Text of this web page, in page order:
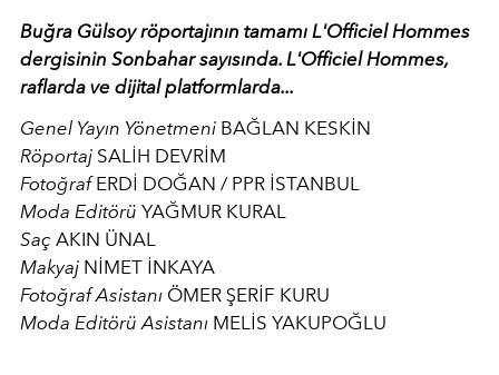
Buğra Gülsoy röportajının tamamı L'Officiel Hommes
dergisinin Sonbahar sayısında. L'Officiel Hommes,
raflarda ve dijital platformlarda...
Genel Yayın Yönetmeni BAĞLAN KESKİN
Röportaj SALİH DEVRİM
FotoğrafERDİ DOĞAN / PPR İSTANBUL
Moda Editörü YAĞMUR KURAL
Saç AKIN ÜNAL
Makyaj NİMET İNKAYA
Fotoğraf Asistanı ÖMER ŞERİF KURU
Moda Editörü Asistanı MELİS YAKUPOĞLU